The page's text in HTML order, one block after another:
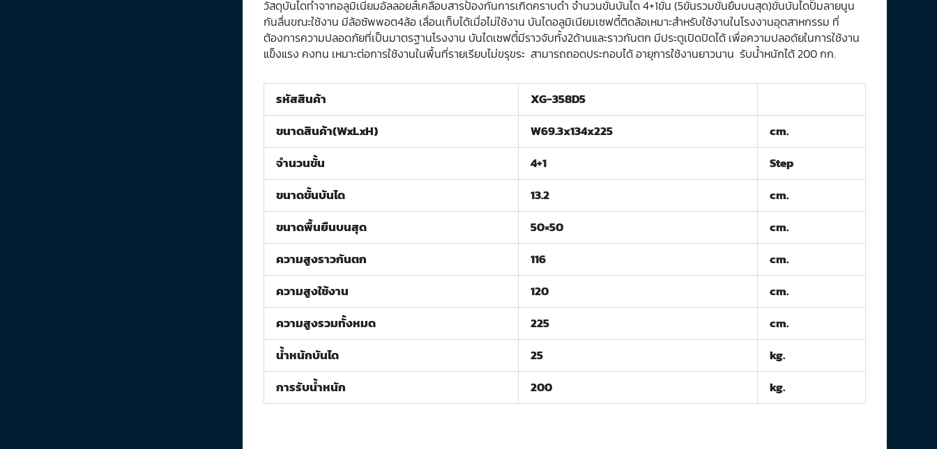
วัสดุบันไดทำจากอลูมิเนียมอัลลอยส์เคลือบสารป้องกันการเกิดคราบดำ จำนวนขั้นบันได 4+1ขั้น (5ขั้นรวมขั้นยืนบนสุด)ขั้นบันไดปั๊มลายนูน
กันลื่นขณะใช้งาน มีล้อซัพพอต4ล้อ เลื่อนเก็บได้เมื่อไม่ใช้งาน บันไดอลูมิเนียมเซฟตี้ติดล้อเหมาะสำหรับใช้งานในโรงงานอุตสาหกรรม ที่
ต้องการความปลอดภัยที่เป็นมาตรฐานโรงงาน บันไดเซฟตี้มีราวจับทั้ง2ด้านและราวกันตก มีประตูเปิดปิดได้ เพื่อความปลอดัยในการใช้งาน
แข็งแรง คงทน เหมาะต่อการใช้งานในพื้นที่รายเรียบไม่ขรุขระ สามารถถอดประกอบได้ อายุการใช้งานยาวนาน รับน้ำหนักได้ 200 กก.
รหัสสินค้า
XG-358D5
ขนาดสินค้า(WxLxH)
W69.3x134x225
cm.
จำนวนขั้น
4+1
Step
ขนาดขั้นบันได
13.2
cm.
ขนาดพื้นยืนบนสุด
50×50
cm.
ความสูงราวกันตก
116
cm.
ความสูงใช้งาน
120
cm.
ความสูงรวมทั้งหมด
225
cm.
น้ำหนักบันได
25
kg.
การรับน้ำหนัก
200 kg.